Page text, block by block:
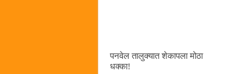
पनवेल तालुक्यात शेकापला मोठा
धक्का!